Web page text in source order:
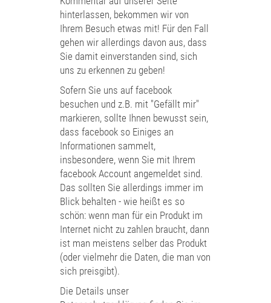
hinterlassen, bekommen wir von
Ihrem Besuch etwas mit! Für den Fall
gehen wir allerdings davon aus, dass
Sie damit einverstanden sind, sich
uns zu erkennen zu geben!
Sofern Sie uns auf facebook
besuchen und z.B. mit "Gefällt mir"
markieren, sollte Ihnen bewusst sein,
dass facebook so Einiges an
Informationen sammelt,
insbesondere, wenn Sie mit Ihrem
facebook Account angemeldet sind.
Das sollten Sie allerdings immer im
Blick behalten - wie heißt es so
schön: wenn man für ein Produkt im
Internet nicht zu zahlen braucht, dann
ist man meistens selber das Produkt
(oder vielmehr die Daten, die man von
sich preisgibt).
Die Details unser